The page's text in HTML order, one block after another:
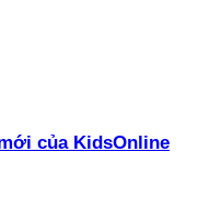
của KidsOnline